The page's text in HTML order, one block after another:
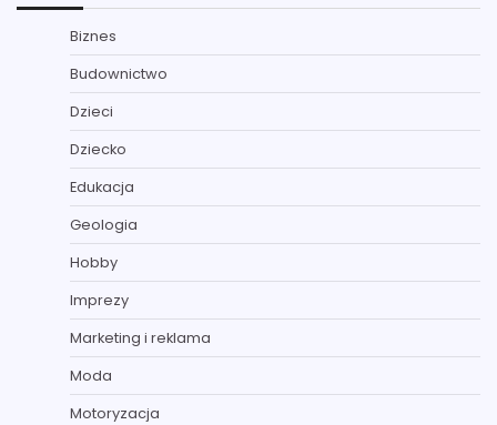
Biznes
Budownictwo
Dzieci
Dziecko
Edukacja
Geologia
Hobby
Imprezy
Marketing i reklama
Moda
Motoryzacja